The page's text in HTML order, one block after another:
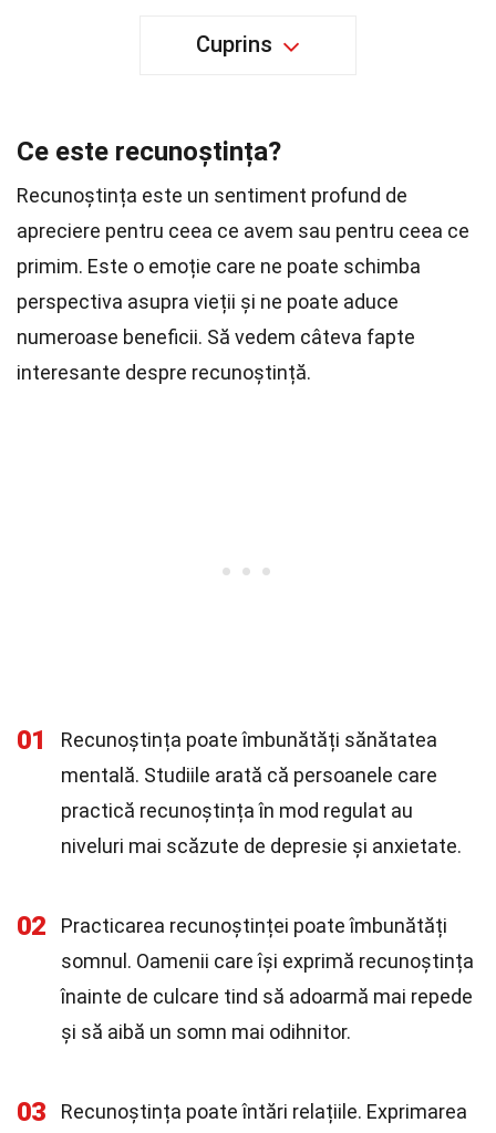
Cuprins
Ce este recunoștința?
Recunoștința este un sentiment profund de
apreciere pentru ceea ce avem sau pentru ceea ce
primim. Este o emoție care ne poate schimba
perspectiva asupra vieții și ne poate aduce
numeroase beneficii. Să vedem câteva fapte
interesante despre recunoștință.
01
Recunoștința poate îmbunătăți sănătatea
mentală. Studiile arată că persoanele care
practică recunoștința în mod regulat au
niveluri mai scăzute de depresie și anxietate.
02
Practicarea recunoștinței poate îmbunătăți
somnul. Oamenii care își exprimă recunoștința
înainte de culcare tind să adoarmă mai repede
și să aibă un somn mai odihnitor.
03
Recunoștința poate întări relațiile. Exprimarea